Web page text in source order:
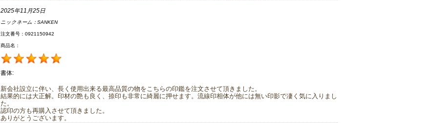
2025年11月25日
ニックネーム： SANKEN
注文番号：0921150942
商品名：
書体:
新会社設立に伴い、長く使用出来る最高品質の物をこちらの印鑑を注文させて頂きました。
結果的には大正解。印材の艶も良く、捺印も非常に綺麗に押せます。流線印相体が他には無い印影で凄く気に入りまし
た。
認印の方も再購入させて頂きました。
ありがとうございます。